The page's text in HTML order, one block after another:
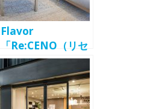
Flavor
「Re:CENO（リセ
ノ）青山店」を東
京・青山のエクボ
南青山ビル3階にオ
ープン ナチュラ